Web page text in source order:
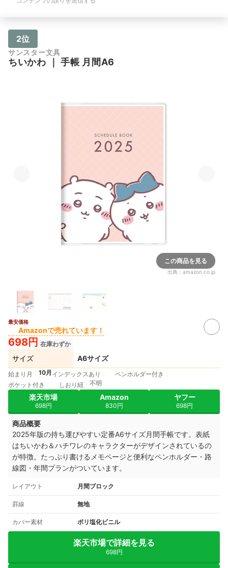
2位
サンスター文具
ちいかわ ｜手帳 月間A6
この商品を見る
出典： amazon.co.jp
最安価格
Amazonで売れています！
698円 在庫わずか
サイズ A6サイズ
始まり月 10月 インデックスあり
ペンホルダー付き
ポケット付き
しおり紐 不明
楽天市場
698円
Amazon
830円
ヤフー
698円
商品概要
2025年版の持ち運びやすい定番A6サイズ月間手帳です。表紙
はちいかわ＆ハチワレのキャラクターがデザインされているの
が特徴。たっぷり書けるメモページと便利なペンホルダー・路
線図・年間プランがついています。
レイアウト 月間ブロック
罫線 無地
カバー素材 ポリ塩化ビニル
楽天市場で詳細を見る
698円